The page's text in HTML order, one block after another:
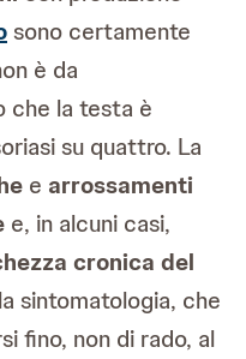
sono certamente
è da
che la testa è
su quattro. La
e arrossamenti
e, in alcuni casi,
cronica del
sintomatologia, che
fino, non di rado, al